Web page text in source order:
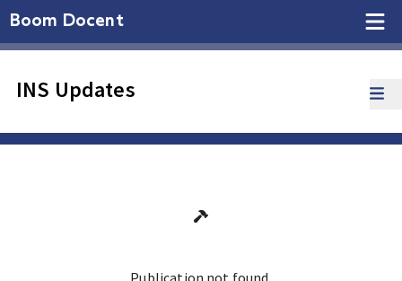
Boom Docent
INS Updates
Publication not found.